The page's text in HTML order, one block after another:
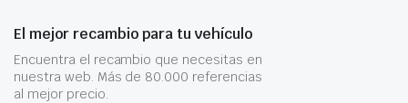
El mejor recambio para tu vehículo
Encuentra el recambio que necesitas en
nuestra web. Más de 80.000 referencias
al mejor precio.